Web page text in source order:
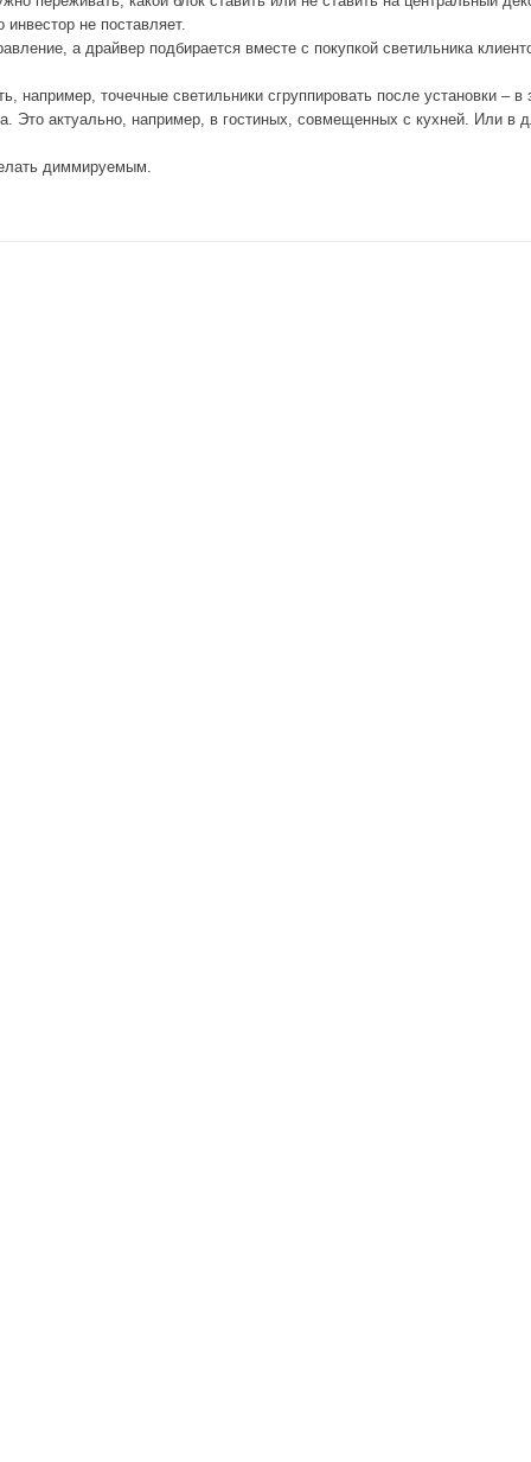
инвестор не поставляет.
а драйвер подбирается вместе с покупкой светильника
например, точечные светильники сгруппировать после установки – в
Это актуально, например, в гостиных, совмещенных с кухней. Или в
диммируемым.